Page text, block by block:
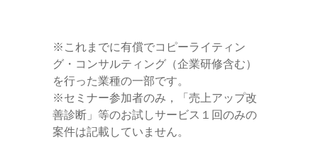
※これまでに有償でコピーライティン
グ・コンサルティング（企業研修含む）
を行った業種の一部です。
※セミナー参加者のみ，「売上アップ改
善診断」等のお試しサービス１回のみの
案件は記載していません。